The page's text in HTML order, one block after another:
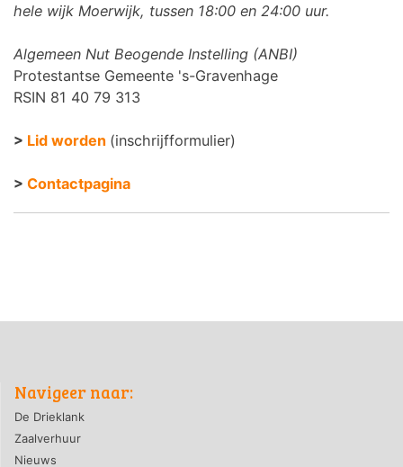
hele wijk Moerwijk, tussen 18:00 en 24:00 uur.
Algemeen Nut Beogende Instelling (ANBI)
Protestantse Gemeente 's-Gravenhage
RSIN 81 40 79 313
> Lid worden (inschrijfformulier)
> Contactpagina
Navigeer naar:
De Drieklank
Zaalverhuur
Nieuws